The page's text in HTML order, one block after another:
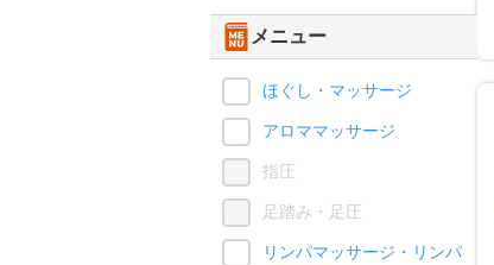
メニュー
ほぐし・マッサージ
アロママッサージ
指圧
足踏み・足圧
リンパマッサージ・リンパ